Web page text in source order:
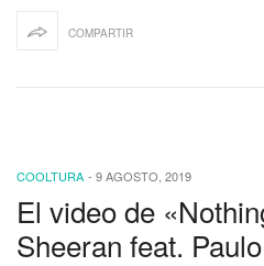
COMPARTIR
COOLTURA - 9 AGOSTO, 2019
El video de
Sheeran feat.